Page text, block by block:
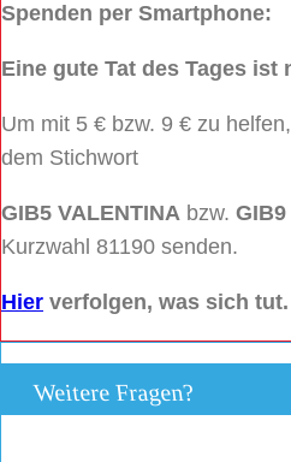
Spenden per Smartphone:
Eine gute Tat des Tages ist
Um mit 5 € bzw. 9 € zu
dem Stichwort
GIB5 VALENTINA bzw. GIB9
Kurzwahl 81190 senden.
Hier verfolgen, was sich tut.
Weitere Fragen?